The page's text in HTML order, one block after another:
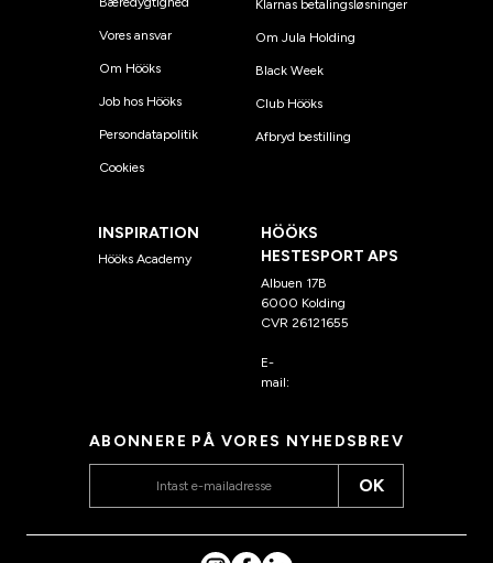
Vores ansvar
Om Hööks
Job hos Hööks
Persondatapolitik
Cookies
Klarnas betalingsløsninger
Om Jula Holding
Black Week
Club Hööks
Afbryd bestilling
INSPIRATION
Hööks Academy
HÖÖKS
HESTESPORT APS
Albuen 17B
6000 Kolding
CVR 26121655
E-
mail:
ABONNERE PÅ VORES NYHEDSBREV
OK